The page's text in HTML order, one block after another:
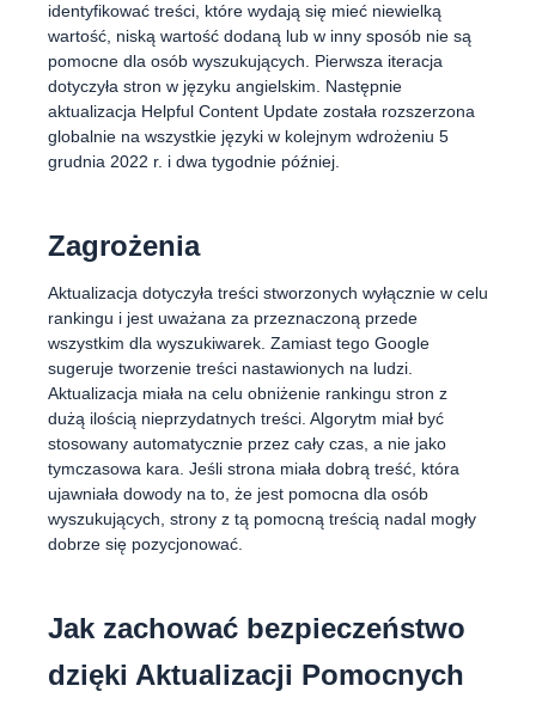
identyfikować treści, które wydają się mieć niewielką
wartość, niską wartość dodaną lub w inny sposób nie są
pomocne dla osób wyszukujących. Pierwsza iteracja
dotyczyła stron w języku angielskim. Następnie
aktualizacja Helpful Content Update została rozszerzona
globalnie na wszystkie języki w kolejnym wdrożeniu 5
grudnia 2022 r. i dwa tygodnie później.
Zagrożenia
Aktualizacja dotyczyła treści stworzonych wyłącznie w celu
rankingu i jest uważana za przeznaczoną przede
wszystkim dla wyszukiwarek. Zamiast tego Google
sugeruje tworzenie treści nastawionych na ludzi.
Aktualizacja miała na celu obniżenie rankingu stron z
dużą ilością nieprzydatnych treści. Algorytm miał być
stosowany automatycznie przez cały czas, a nie jako
tymczasowa kara. Jeśli strona miała dobrą treść, która
ujawniała dowody na to, że jest pomocna dla osób
wyszukujących, strony z tą pomocną treścią nadal mogły
dobrze się pozycjonować.
Jak zachować bezpieczeństwo
dzięki Aktualizacji Pomocnych